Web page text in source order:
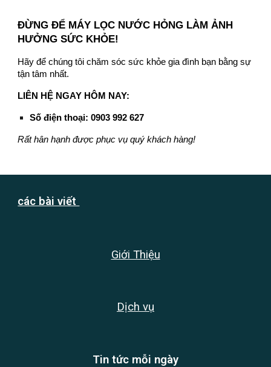
ĐỪNG ĐỂ MÁY LỌC NƯỚC HỎNG LÀM ẢNH
HƯỞNG SỨC KHỎE!
Hãy để chúng tôi chăm sóc sức khỏe gia đình bạn bằng sự
tận tâm nhất.
LIÊN HỆ NGAY HÔM NAY:
Số điện thoại: 0903 992 627
Rất hân hạnh được phục vụ quý khách hàng!
các bài viết
Giới Thiệu
Dịch vụ
Tin tức mỗi ngày